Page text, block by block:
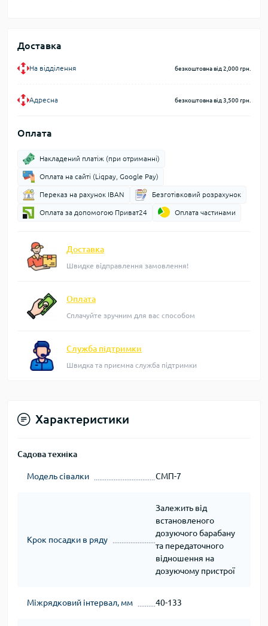
Доставка
На відділення безкоштовна від 2,000 грн.
Адресна безкоштовна від 3,500 грн.
Оплата
Накладений платіж (при отриманні)
Оплата на сайті (Liqpay, Google Pay)
Переказ на рахунок IBAN Безготівковий розрахунок
Оплата за допомогою Приват24 Оплата частинами
Доставка
Швидке відправлення замовлення!
Оплата
Сплачуйте зручним для вас способом
Служба підтримки
Швидка та приємна служба підтримки
Характеристики
Садова техніка
Модель сівалки СМП-7
Крок посадки в ряду
Залежить від
встановленого
дозуючого барабану
та передаточного
відношення на
дозуючому пристрої
Міжрядковий інтервал, мм 40-133